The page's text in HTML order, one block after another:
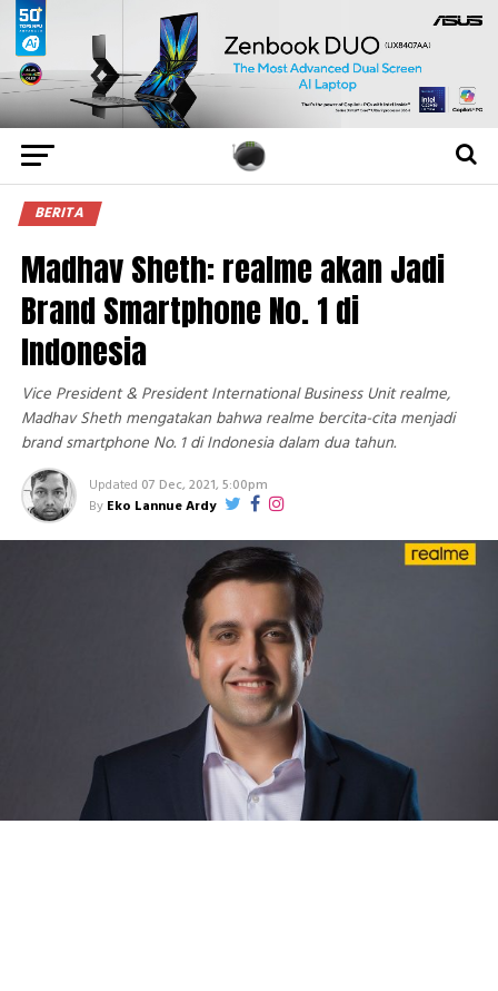
BERITA
Madhav Sheth: realme akan Jadi
Brand Smartphone No. 1 di
Indonesia
Vice President & President International Business Unit realme,
Madhav Sheth mengatakan bahwa realme bercita-cita menjadi
brand smartphone No. 1 di Indonesia dalam dua tahun.
Updated 07 Dec, 2021, 5:00pm
By Eko Lannue Ardy